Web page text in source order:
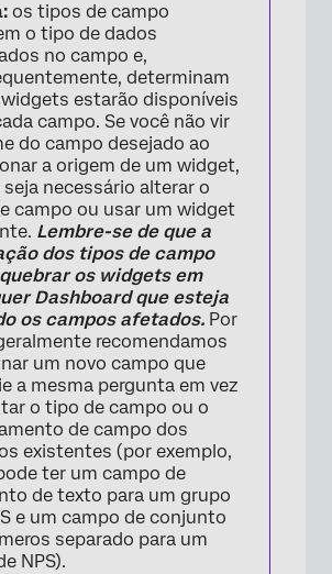
os tipos de campo
o tipo de dados
no campo e,
determinam
estarão disponíveis
campo. Se você não vir
do campo desejado ao
a origem de um widget,
seja necessário alterar o
campo ou usar um widget
Lembre-se de que a
dos tipos de campo
os widgets em
Dashboard que esteja
os campos afetados. Por
recomendamos
um novo campo que
a mesma pergunta em vez
o tipo de campo ou o
de campo dos
existentes (por exemplo,
ter um campo de
de texto para um grupo
e um campo de conjunto
separado para um
NPS).